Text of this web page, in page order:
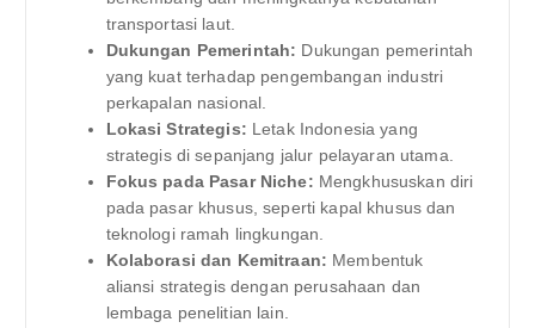
transportasi laut.
Dukungan Pemerintah: Dukungan pemerintah
yang kuat terhadap pengembangan industri
perkapalan nasional.
Lokasi Strategis: Letak Indonesia yang
strategis di sepanjang jalur pelayaran utama.
Fokus pada Pasar Niche: Mengkhususkan diri
pada pasar khusus, seperti kapal khusus dan
teknologi ramah lingkungan.
Kolaborasi dan Kemitraan: Membentuk
aliansi strategis dengan perusahaan dan
lembaga penelitian lain.